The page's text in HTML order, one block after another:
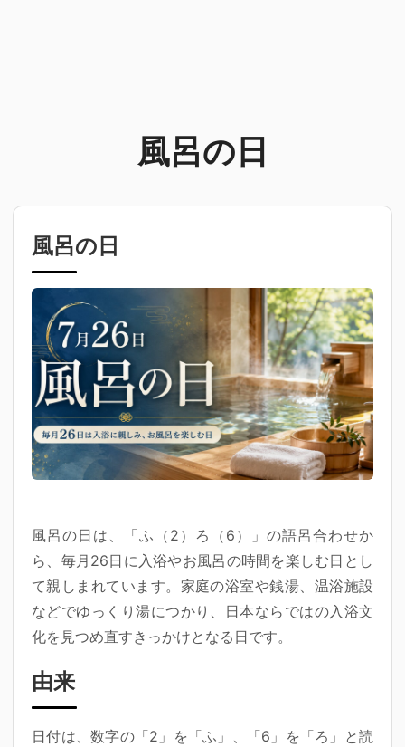
風呂の日
風呂の日
風呂の日 は、「ふ（2）ろ（6）」の語呂合わせか
ら、毎月26日に入浴やお風呂の時間を楽しむ日とし
て親しまれています。家庭の浴室や銭湯、温浴施設
などでゆっくり湯につかり、日本ならではの入浴文
化を見つめ直すきっかけとなる日です。
由来
日付は、数字の「2」を「ふ」、「6」を「ろ」と読